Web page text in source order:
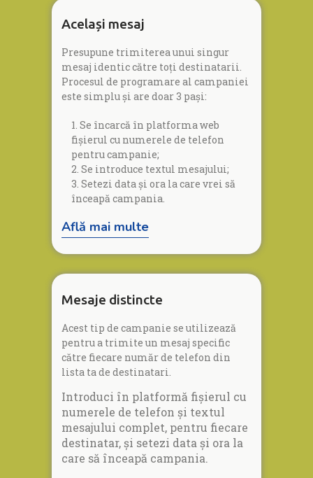
Același mesaj
Presupune trimiterea unui singur
mesaj identic către toți destinatarii.
Procesul de programare al campaniei
este simplu și are doar 3 pași:
1. Se încarcă în platforma web
fișierul cu numerele de telefon
pentru campanie;
2. Se introduce textul mesajului;
3. Setezi data și ora la care vrei să
înceapă campania.
Află mai multe
Mesaje distincte
Acest tip de campanie se utilizează
pentru a trimite un mesaj specific
către fiecare număr de telefon din
lista ta de destinatari.
Introduci în platformă fișierul cu
numerele de telefon și textul
mesajului complet, pentru fiecare
destinatar, și setezi data și ora la
care să înceapă campania.